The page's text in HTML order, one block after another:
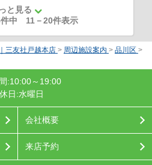
と見る
件中 11－20件表示
三友社戸越本店 > 周辺施設案内 > 品川区 >
:10:00～19:00
日:水曜日
会社概要
来店予約